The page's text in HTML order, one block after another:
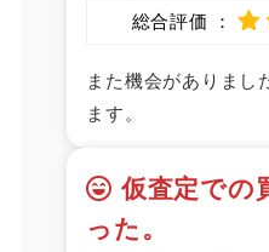
総合評価 ：
また機会がありまし
ます。
仮査定での
った。